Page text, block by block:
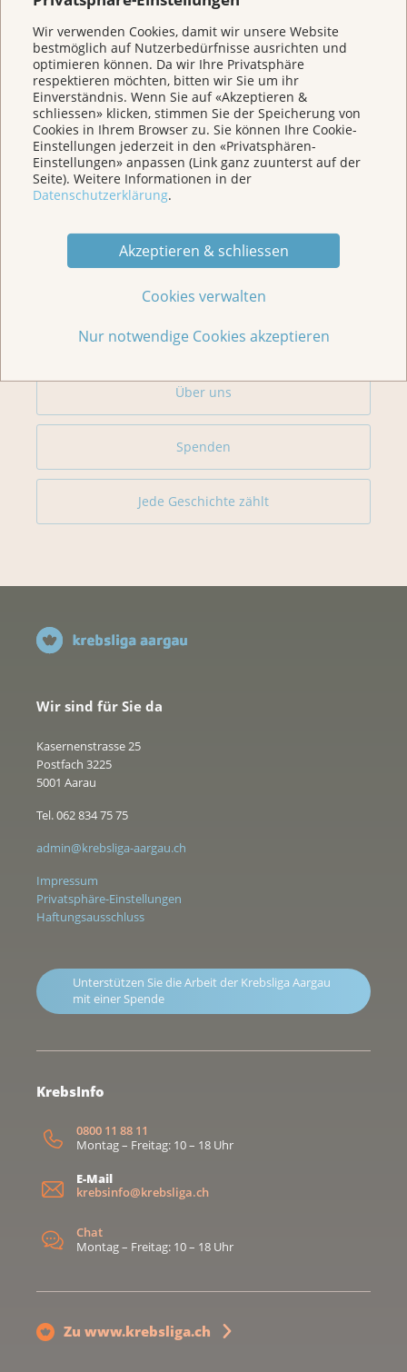
Wir verwenden Cookies, damit wir unsere Website
bestmöglich auf Nutzerbedürfnisse ausrichten und
optimieren können. Da wir Ihre Privatsphäre
respektieren möchten, bitten wir Sie um ihr
Einverständnis. Wenn Sie auf «Akzeptieren &
schliessen» klicken, stimmen Sie der Speicherung von
Cookies in Ihrem Browser zu. Sie können Ihre Cookie-
Einstellungen jederzeit in den «Privatsphären-
Einstellungen» anpassen (Link ganz zuunterst auf der
Seite). Weitere Informationen in der
Datenschutzerklärung.
Akzeptieren & schliessen
Cookies verwalten
Nur notwendige Cookies akzeptieren
Weitere Themen
Home
Für Betroffene & Angehörige
Für Medien
Über uns
Spenden
Jede Geschichte zählt
Wir sind für Sie da
Kasernenstrasse 25
Postfach 3225
5001 Aarau
Tel. 062 834 75 75
admin@krebsliga-aargau.ch
Impressum
Privatsphäre-Einstellungen
Haftungsausschluss
Unterstützen Sie die Arbeit der Krebsliga Aargau
mit einer Spende
KrebsInfo
0800 11 88 11
Montag – Freitag: 10 – 18 Uhr
E-Mail
krebsinfo@krebsliga.ch
Chat
Montag – Freitag: 10 – 18 Uhr
Zu www.krebsliga.ch